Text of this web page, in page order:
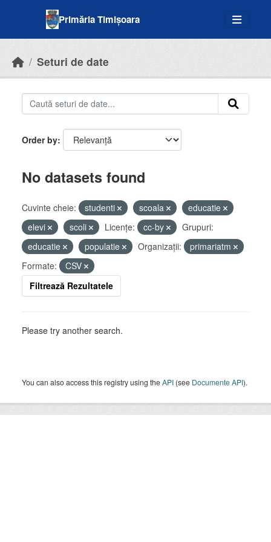
Primăria Timișoara
Seturi de date
Order by
No datasets found
Cuvinte cheie: studenti scoala
educatie
elevi
scoli Licenţe: cc-by
Grupuri:
educatie
populatie Organizații:
primariatm
Formate:
CSV
Filtrează Rezultatele
Please try another search.
You can also access this registry using theAPI (see Documente API).